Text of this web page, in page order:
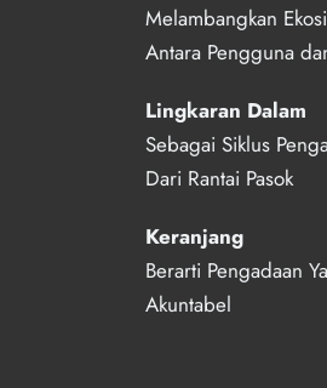
Melambangkan
Antara Pengguna
Lingkaran Dalam
Sebagai Siklus
Dari Rantai Pasok
Keranjang
Berarti Pengadaan
Akuntabel